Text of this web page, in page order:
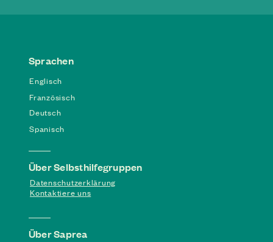
Sprachen
Englisch
Französisch
Deutsch
Spanisch
Über Selbsthilfegruppen
Datenschutzerklärung
Kontaktiere uns
Über Saprea